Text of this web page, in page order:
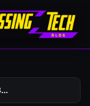
Reolink Rlc 843wa E Home Assistant Monitoraggio Video Avanzato 1057